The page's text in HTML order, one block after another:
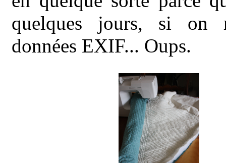
quelques jours, si on
données EXIF... Oups.